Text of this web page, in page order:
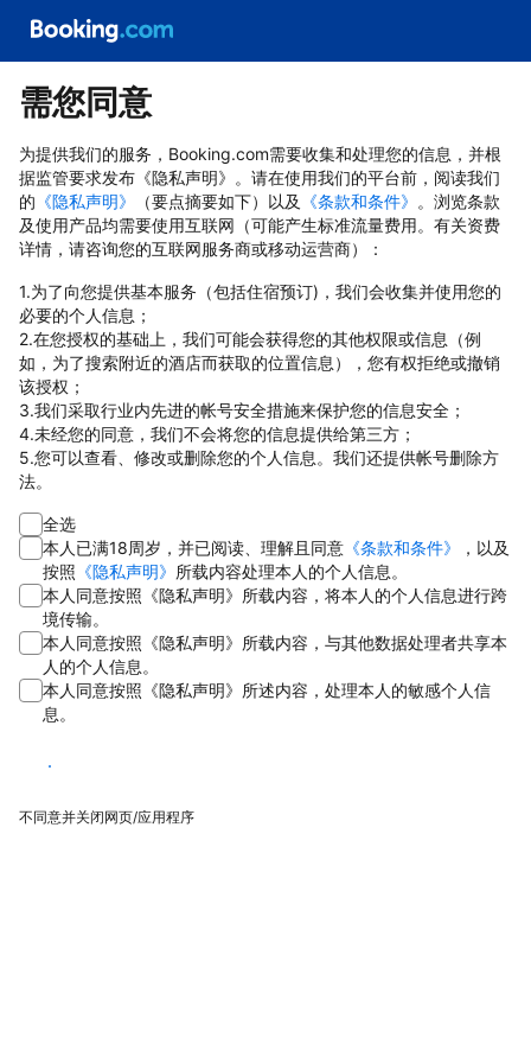
需您同意
为提供我们的服务，Booking.com需要收集和处理您的信息，并根
据监管要求发布《隐私声明》。请在使用我们的平台前，阅读我们
的 《隐私声明》 （要点摘要如下）以及 《条款和条件》 。浏览条款
及使用产品均需要使用互联网（可能产生标准流量费用。有关资费
详情，请咨询您的互联网服务商或移动运营商）：
1.为了向您提供基本服务（包括住宿预订)，我们会收集并使用您的
必要的个人信息；
2.在您授权的基础上，我们可能会获得您的其他权限或信息（例
如，为了搜索附近的酒店而获取的位置信息），您有权拒绝或撤销
该授权；
3.我们采取行业内先进的帐号安全措施来保护您的信息安全；
4.未经您的同意，我们不会将您的信息提供给第三方；
5.您可以查看、修改或删除您的个人信息。我们还提供帐号删除方
法。
全选
本人已满18周岁，并已阅读、理解且同意 《条款和条件》
，以及
按照 《隐私声明》 所载内容处理本人的个人信息。
本人同意按照《隐私声明》所载内容，将本人的个人信息进行跨
境传输。
本人同意按照《隐私声明》所载内容，与其他数据处理者共享本
人的个人信息。
本人同意按照《隐私声明》所述内容，处理本人的敏感个人信
息。
同意
不同意并关闭网页/应用程序